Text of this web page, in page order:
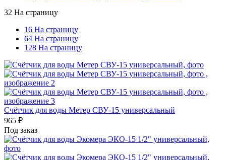
32 На страницу
16 На страницу
64 На страницу
128 На страницу
Счётчик для воды Метер СВУ-15 универсальный
965 ₽
Под заказ